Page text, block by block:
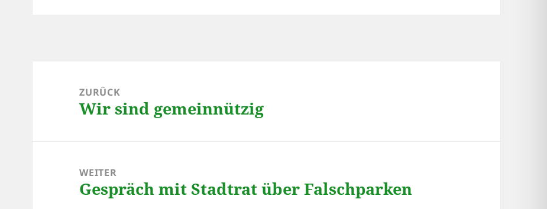
ZURÜCK
Vorheriger
Wir sind gemeinnützig
WEITER
Nächster
Beitrag:
Gespräch mit Stadtrat über Falschparken